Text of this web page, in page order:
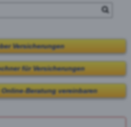
Versicherungen
für Versicherungen
Beratung vereinbaren